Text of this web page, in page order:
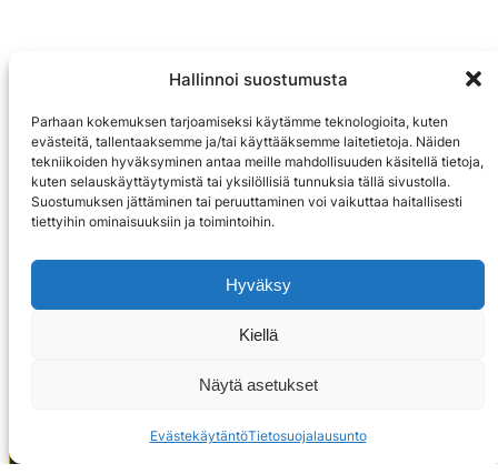
Hallinnoi suostumusta
Parhaan kokemuksen tarjoamiseksi käytämme teknologioita, kuten
evästeitä, tallentaaksemme ja/tai käyttääksemme laitetietoja. Näiden
tekniikoiden hyväksyminen antaa meille mahdollisuuden käsitellä tietoja,
kuten selauskäyttäytymistä tai yksilöllisiä tunnuksia tällä sivustolla.
Suostumuksen jättäminen tai peruuttaminen voi vaikuttaa haitallisesti
tiettyihin ominaisuuksiin ja toimintoihin.
Hyväksy
Kiellä
Näytä asetukset
EvästekäytäntöTietosuojalausunto
OTA YHTEYTTÄ